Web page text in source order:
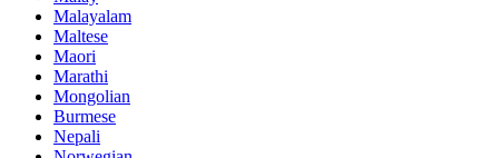
Malayalam
Maltese
Maori
Marathi
Mongolian
Burmese
Nepali